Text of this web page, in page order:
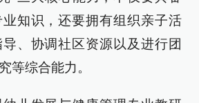
知识，还要拥有组织亲子活
、协调社区资源以及进行团
等综合能力。